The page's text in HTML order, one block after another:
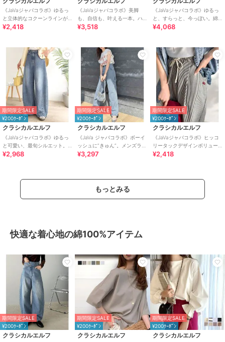
《JaVaジャバコラボ》ゆるっ
と立体的なコクーンラインが
魅力！ツータックイージー軽
¥2,418
《JaVaジャバコラボ》美脚
も、自信も、叶える一本。ハ
イウエストセミワイドデニム
¥3,518
《JaVaジャバコラボ》ゆるっ
と、すらっと、今っぽい。綿
100% ビッグポケットデニムイ
¥4,068
期間限定SALE
¥200ｸｰﾎﾟﾝ
クラシカルエルフ
《JaVaジャバコラボ》ゆるっ
と可愛い、最旬シルエット。
バレルレッグワイドカーブデ
¥2,968
期間限定SALE
¥200ｸｰﾎﾟﾝ
クラシカルエルフ
《JaVa ジャバコラボ》ボーイ
ッシュに”きゅん”。メンズライ
クペインターパンツ
¥3,297
期間限定SALE
¥200ｸｰﾎﾟﾝ
クラシカルエルフ
《JaVaジャバコラボ》ヒッコ
リータックデザインボリュー
ムパンツ(ストライプ＆無地)
¥2,418
もっとみる
快適な着心地の綿100%アイテム
期間限定SALE
¥200ｸｰﾎﾟﾝ
クラシカルエルフ
期間限定SALE
¥200ｸｰﾎﾟﾝ
クラシカルエルフ
期間限定SALE
¥200ｸｰﾎﾟﾝ
クラシカルエルフ